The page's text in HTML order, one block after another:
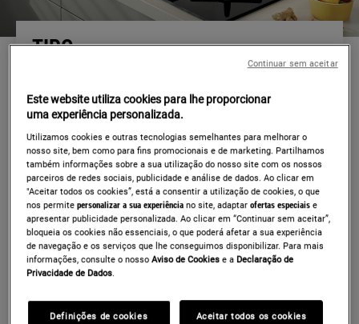
TIPO
aquecer, responder a mudanças de temperatura e
arrefecer. Aquecem apenas as áreas debaixo dos
tachos ou panelas e o resto da superfície continua
fria – parece magia. Placas a gás – Mostram as
alterações nas regulações do calor com o tamanho
da sua chama azul. Placas de cerâmica – As
placas de cerâmica possuem uma superfície de
vidro lisa sobre a fonte de calor, o que as torna mais
fáceis de limpar. Placas de disco elétrico – Estas
placas elétricas aquecem o tacho apenas na área
certificar-se de que os seus tachos têm o fundo
Este website utiliza cookies para lhe proporcionar
uma experiência personalizada.
Utilizamos cookies e outras tecnologias semelhantes para melhorar o
nosso site, bem como para fins promocionais e de marketing. Partilhamos
também informações sobre a sua utilização do nosso site com os nossos
parceiros de redes sociais, publicidade e análise de dados. Ao clicar em
"Aceitar todos os cookies”, está a consentir a utilização de cookies, o que
nos permitepersonalizar a sua experiênciano site, adaptarofertas especiaise
apresentar publicidade personalizada. Ao clicar em “Continuar sem aceitar”,
bloqueia os cookies não essenciais, o que poderá afetar a sua experiência
de navegação e os serviços que lhe conseguimos disponibilizar. Para mais
informações, consulte o nossoAviso de Cookies e a Declaração de
Privacidade de Dados.
Definições de cookies Aceitar todos os cookies
Continuar sem aceitar